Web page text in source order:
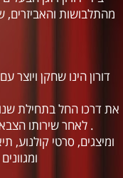
מהתלבושות והאביזרים,
דורון הינו שחקן ויוצר
. לאחר שירותו
ומיצגים, סרטי קולנוע,